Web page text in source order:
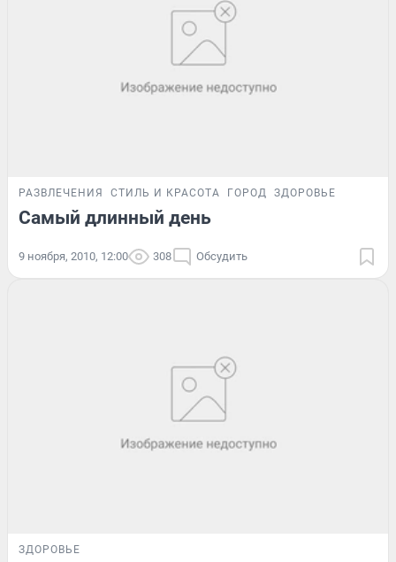
РАЗВЛЕЧЕНИЯ СТИЛЬ И КРАСОТА ГОРОД ЗДОРОВЬЕ
Самый длинный день
9 ноября, 2010, 12:00 308 Обсудить
ЗДОРОВЬЕ